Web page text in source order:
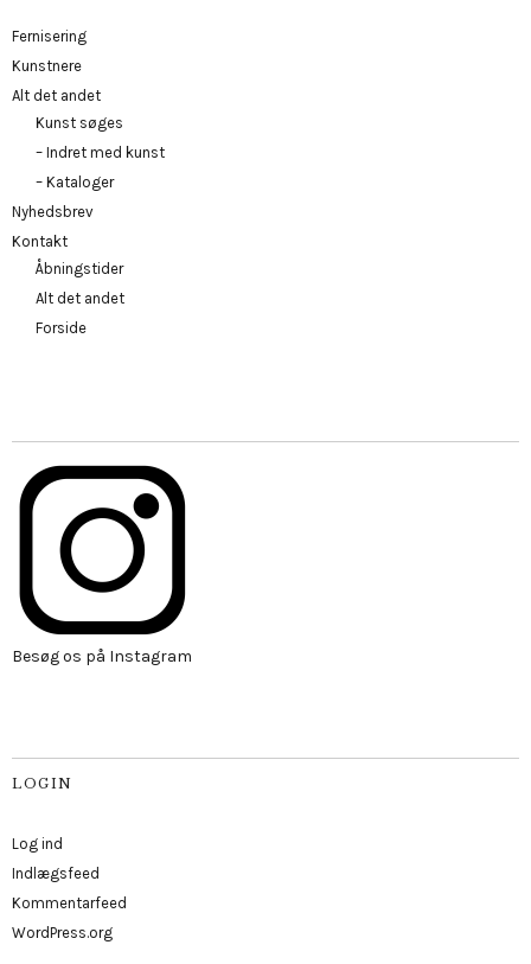
Fernisering
Kunstnere
Alt det andet
Kunst søges
– Indret med kunst
– Kataloger
Nyhedsbrev
Kontakt
Åbningstider
Alt det andet
Forside
Besøg os på Instagram
LOGIN
Log ind
Indlægsfeed
Kommentarfeed
WordPress.org